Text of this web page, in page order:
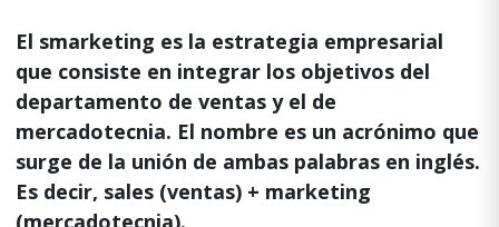
El smarketing es la estrategia empresarial
que consiste en integrar los objetivos del
departamento de ventas y el de
mercadotecnia. El nombre es un acrónimo que
surge de la unión de ambas palabras en inglés.
Es decir, sales (ventas) + marketing
(mercadotecnia).